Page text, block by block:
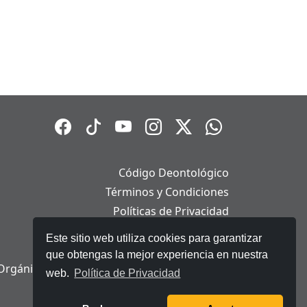
Este sitio web utiliza cookies para garantizar
que obtengas la mejor experiencia en nuestra
web. Política de Privacidad
Código Deontológico
Términos y Condiciones
Políticas de Privacidad
Políticas de Cookies
Aviso Legal
de Protección de Datos Personales